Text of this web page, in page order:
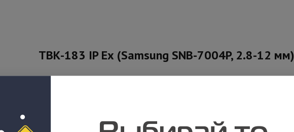
ТВК-183 IP Eх (Samsung SNB-7004P, 2.8-12 мм)